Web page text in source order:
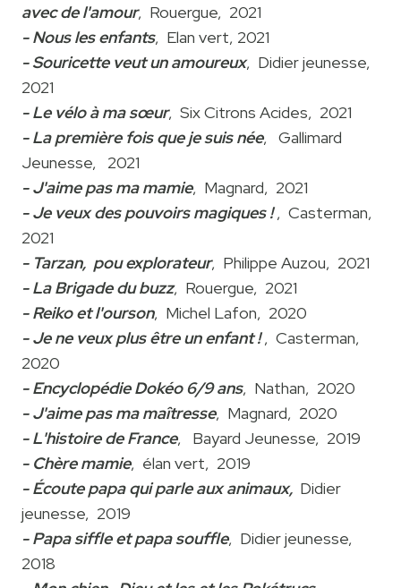
avec de l'amour, Rouergue, 2021
- Nous les enfants, Elan vert, 2021
- Souricette veut un amoureux, Didier jeunesse,
2021
- Le vélo à ma sœur, Six Citrons Acides, 2021
- La première fois que je suis née, Gallimard
Jeunesse, 2021
- J'aime pas ma mamie, Magnard, 2021
- Je veux des pouvoirs magiques !, Casterman,
2021
- Tarzan, pou explorateur, Philippe Auzou, 2021
- La Brigade du buzz, Rouergue, 2021
- Reiko et l'ourson, Michel Lafon, 2020
- Je ne veux plus être un enfant !, Casterman,
2020
- Encyclopédie Dokéo 6/9 ans, Nathan, 2020
- J'aime pas ma maîtresse, Magnard, 2020
- L'histoire de France, Bayard Jeunesse, 2019
- Chère mamie, élan vert, 2019
- Écoute papa qui parle aux animaux, Didier
jeunesse, 2019
- Papa siffle et papa souffle, Didier jeunesse,
2018